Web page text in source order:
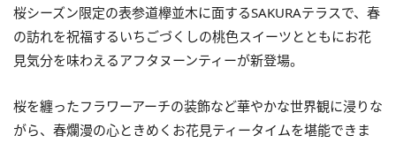
桜シーズン限定の表参道欅並木に面するSAKURAテラスで、春
の訪れを祝福するいちごづくしの桃色スイーツとともにお花
見気分を味わえるアフタヌーンティーが新登場。
桜を纏ったフラワーアーチの装飾など華やかな世界観に浸りな
がら、春爛漫の心ときめくお花見ティータイムを堪能できま